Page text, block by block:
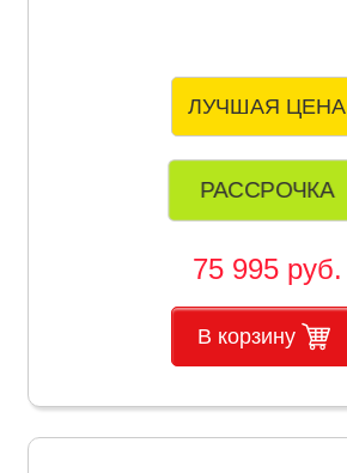
ЛУЧШАЯ ЦЕНА
РАССРОЧКА
75 995 руб.
В корзину